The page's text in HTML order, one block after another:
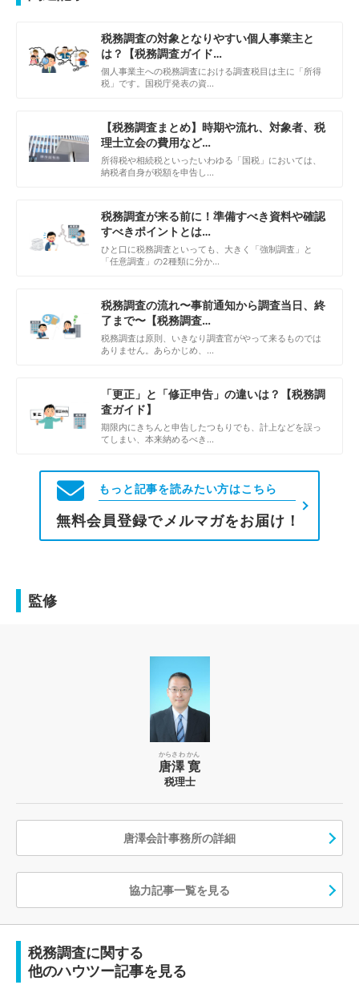
税務調査の対象となりやすい個人事業主と
は？【税務調査ガイド…
個人事業主への税務調査における調査税目は主に「所得
税」です。国税庁発表の資…
【税務調査まとめ】時期や流れ、対象者、税
理士立会の費用など…
所得税や相続税といったいわゆる「国税」においては、
納税者自身が税額を申告し…
税務調査が来る前に！準備すべき資料や確認
すべきポイントとは…
ひと口に税務調査といっても、大きく「強制調査」と
「任意調査」の2種類に分か…
税務調査の流れ〜事前通知から調査当日、終
了まで〜【税務調査…
税務調査は原則、いきなり調査官がやって来るものでは
ありません。あらかじめ、…
「更正」と「修正申告」の違いは？【税務調
査ガイド】
期限内にきちんと申告したつもりでも、計上などを誤っ
てしまい、本来納めるべき…
もっと記事を読みたい方はこちら
無料会員登録でメルマガをお届け！
監修
唐澤 寛
からさわ かん
税理士
唐澤会計事務所の詳細
協力記事一覧を見る
税務調査に関する
他のハウツー記事を見る